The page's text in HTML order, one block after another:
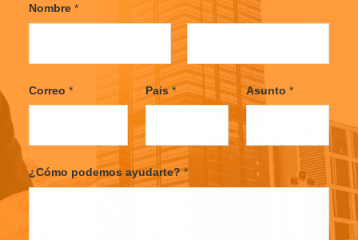
Nombre *
r
s
L
a
s
t
Correo * Pais* Asunto *
¿Cómo podemos ayudarte?*